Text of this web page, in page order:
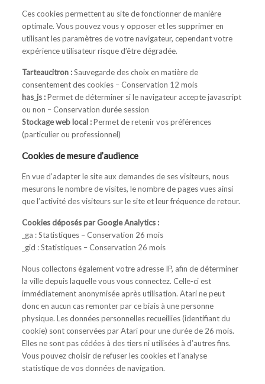
Ces cookies permettent au site de fonctionner de manière
optimale. Vous pouvez vous y opposer et les supprimer en
utilisant les paramètres de votre navigateur, cependant votre
expérience utilisateur risque d’être dégradée.
Tarteaucitron :Sauvegarde des choix en matière de
consentement des cookies – Conservation 12 mois
has_js :Permet de déterminer si le navigateur accepte javascript
ou non – Conservation durée session
Stockage web local :Permet de retenir vos préférences
(particulier ou professionnel)
Cookies de mesure d’audience
En vue d’adapter le site aux demandes de ses visiteurs, nous
mesurons le nombre de visites, le nombre de pages vues ainsi
que l’activité des visiteurs sur le site et leur fréquence de retour.
Cookies déposés par Google Analytics :
_ga : Statistiques – Conservation 26 mois
_gid : Statistiques – Conservation 26 mois
Nous collectons également votre adresse IP, afin de déterminer
la ville depuis laquelle vous vous connectez. Celle-ci est
immédiatement anonymisée après utilisation. Atari ne peut
donc en aucun cas remonter par ce biais à une personne
physique. Les données personnelles recueillies (identifiant du
cookie) sont conservées par Atari pour une durée de 26 mois.
Elles ne sont pas cédées à des tiers ni utilisées à d’autres fins.
Vous pouvez choisir de refuser les cookies et l’analyse
statistique de vos données de navigation.